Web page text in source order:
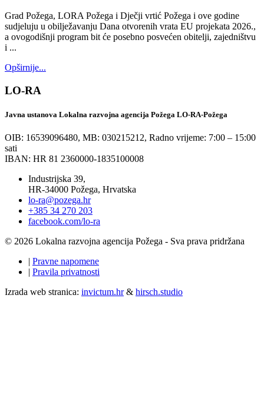
Grad Požega, LORA Požega i Dječji vrtić Požega i ove godine
sudjeluju u obilježavanju Dana otvorenih vrata EU projekata 2026.,
a ovogodišnji program bit će posebno posvećen obitelji, zajedništvu
i ...
Opširnije...
LO-RA
Javna ustanova Lokalna razvojna agencija Požega LO-RA-Požega
OIB: 16539096480, MB: 030215212, Radno vrijeme: 7:00 – 15:00
sati
IBAN: HR 81 2360000-1835100008
Industrijska 39,
HR-34000 Požega, Hrvatska
lo-ra@pozega.hr
+385 34 270 203
facebook.com/lo-ra
© 2026 Lokalna razvojna agencija Požega - Sva prava pridržana
| Pravne napomene
| Pravila privatnosti
Izrada web stranica: invictum.hr& hirsch.studio